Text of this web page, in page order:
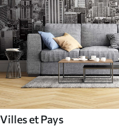
Villes et Pays